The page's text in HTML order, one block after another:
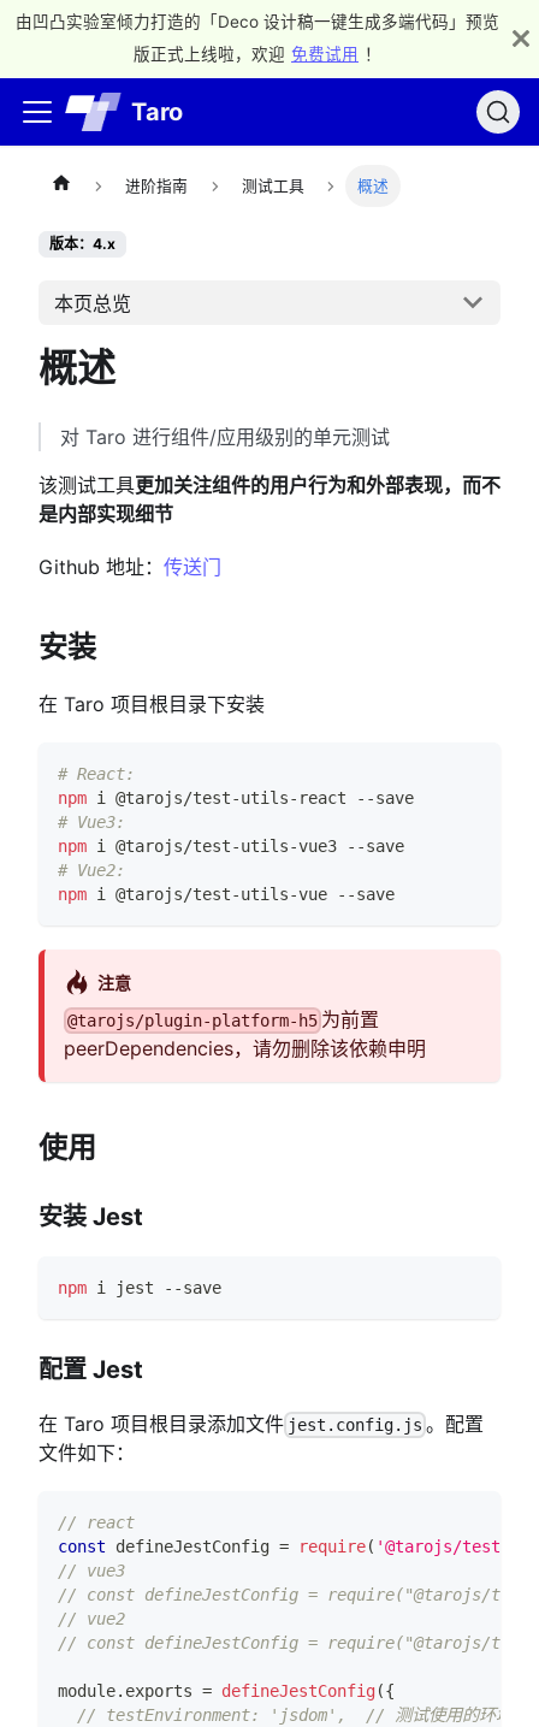
由凹凸实验室倾力打造的「Deco 设计稿一键生成多端代码」预览
版正式上线啦，欢迎 免费试用 ！
Taro
进阶指南 测试工具 概述
版本：4.x
本页总览
概述
对 Taro 进行组件/应用级别的单元测试
该测试工具更加关注组件的用户行为和外部表现，而不
是内部实现细节
Github 地址： 传送门
安装
在 Taro 项目根目录下安装
# React:
npm i @tarojs/test-utils-react --save
# Vue3:
npm i @tarojs/test-utils-vue3 --save
# Vue2:
npm i @tarojs/test-utils-vue --save
注意
@tarojs/plugin-platform-h5 为前置
peerDependencies，请勿删除该依赖申明
使用
安装 Jest
npm i jest --save
配置 Jest
在 Taro 项目根目录添加文件 jest.config.js 。配置
文件如下：
// react
const defineJestConfig = require( '@tarojs/test-
// vue3
// const defineJestConfig = require("@tarojs/
// vue2
// const defineJestConfig = require("@tarojs/
module. exports = defineJestConfig({
// testEnvironment: 'jsdom',  // 测试使用的环境